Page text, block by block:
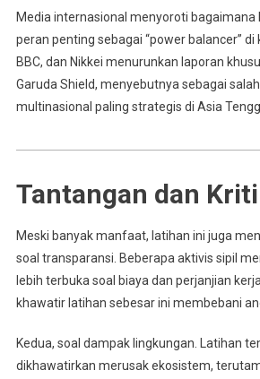
Media internasional menyoroti bagaimana
peran penting sebagai “power balancer” di
BBC, dan Nikkei menurunkan laporan
Garuda Shield, menyebutnya sebagai
multinasional paling strategis di Asia
Tantangan dan
Meski banyak manfaat, latihan ini juga
soal transparansi. Beberapa aktivis sipil
lebih terbuka soal biaya dan perjanjian
khawatir latihan sebesar ini membebani
Kedua, soal dampak lingkungan. Latihan
dikhawatirkan merusak ekosistem,